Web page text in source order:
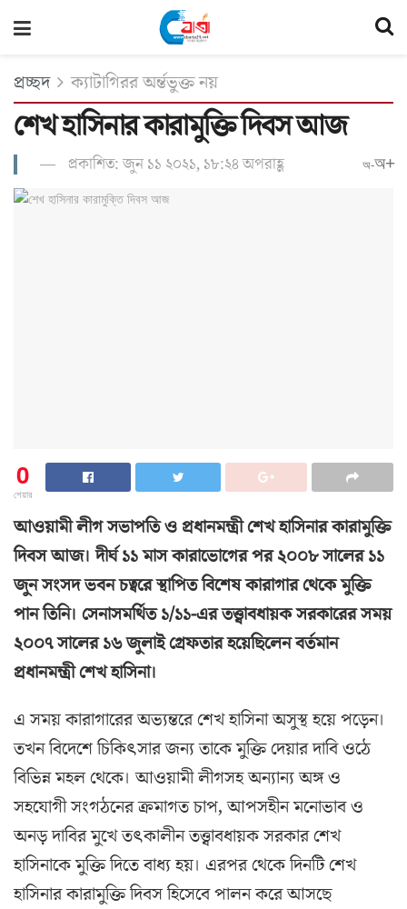
প্রচ্ছদ ক্যাটাগিরর অর্ন্তভুক্ত নয়
শেখ হাসিনার কারামুক্তি দিবস আজ
প্রকাশিত: জুন ১১ ২০২১, ১৮:২৪ অপরাহ্ণ অ-অ+
0
শেয়ার
আওয়ামী লীগ সভাপতি ও প্রধানমন্ত্রী শেখ হাসিনার কারামুক্তি
দিবস আজ। দীর্ঘ ১১ মাস কারাভোগের পর ২০০৮ সালের ১১
জুন সংসদ ভবন চত্বরে স্থাপিত বিশেষ কারাগার থেকে মুক্তি
পান তিনি। সেনাসমর্থিত ১/১১-এর তত্ত্বাবধায়ক সরকারের সময়
২০০৭ সালের ১৬ জুলাই গ্রেফতার হয়েছিলেন বর্তমান
প্রধানমন্ত্রী শেখ হাসিনা।
এ সময় কারাগারের অভ্যন্তরে শেখ হাসিনা অসুস্থ হয়ে পড়েন।
তখন বিদেশে চিকিৎসার জন্য তাকে মুক্তি দেয়ার দাবি ওঠে
বিভিন্ন মহল থেকে। আওয়ামী লীগসহ অন্যান্য অঙ্গ ও
সহযোগী সংগঠনের ক্রমাগত চাপ, আপসহীন মনোভাব ও
অনড় দাবির মুখে তৎকালীন তত্ত্বাবধায়ক সরকার শেখ
হাসিনাকে মুক্তি দিতে বাধ্য হয়। এরপর থেকে দিনটি শেখ
হাসিনার কারামুক্তি দিবস হিসেবে পালন করে আসছে